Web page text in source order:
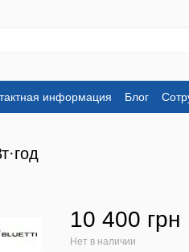
информация Блог
10 400 грн
Нет в наличии